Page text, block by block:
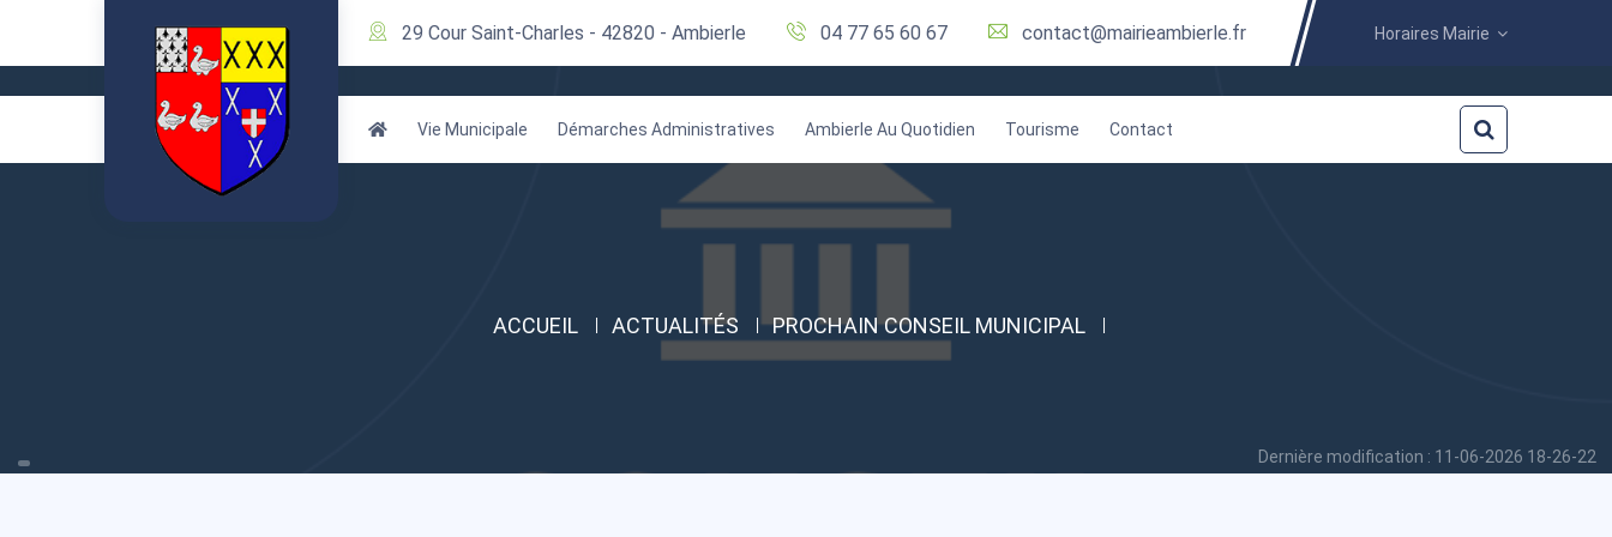
29 Cour Saint-Charles - 42820 - Ambierle 04 77 65 60 67 contact@mairieambierle.fr Horaires Mairie
Vie Municipale Démarches Administratives Ambierle Au Quotidien Tourisme Contact
ACCUEIL ACTUALITÉS PROCHAIN CONSEIL MUNICIPAL
Dernière modification : 11-06-2026 18-26-22